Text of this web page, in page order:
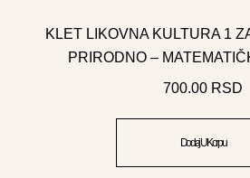
KLET LIKOVNA KULTURA 1
PRIRODNO –
700.00 RSD
Dodaj U Korpu